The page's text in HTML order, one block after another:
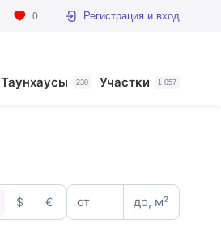
0 Регистрация и вход
Таунхаусы 230 Участки 1 057
$ € от до, м²